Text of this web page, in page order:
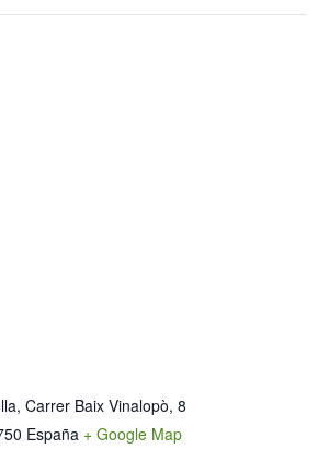
Carrer Baix Vinalopò, 8
España + Google Map